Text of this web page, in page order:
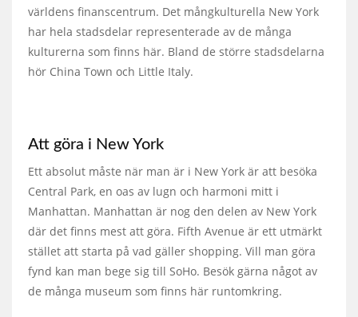
världens finanscentrum. Det mångkulturella New York
har hela stadsdelar representerade av de många
kulturerna som finns här. Bland de större stadsdelarna
hör China Town och Little Italy.
Att göra i New York
Ett absolut måste när man är i New York är att besöka
Central Park, en oas av lugn och harmoni mitt i
Manhattan. Manhattan är nog den delen av New York
där det finns mest att göra. Fifth Avenue är ett utmärkt
stället att starta på vad gäller shopping. Vill man göra
fynd kan man bege sig till SoHo. Besök gärna något av
de många museum som finns här runtomkring.